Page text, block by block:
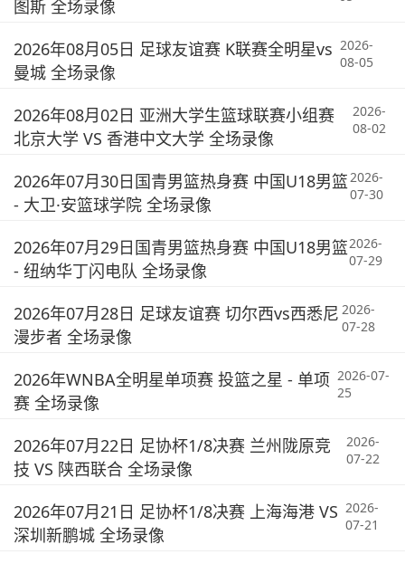
图斯 全场录像
2026年08月05日 足球友谊赛 K联赛全明星vs
曼城 全场录像
2026-
08-05
2026年08月02日 亚洲大学生篮球联赛小组赛
北京大学 VS 香港中文大学 全场录像
2026-
08-02
2026年07月30日国青男篮热身赛 中国U18男篮
- 大卫·安篮球学院 全场录像
2026-
07-30
2026年07月29日国青男篮热身赛 中国U18男篮
- 纽纳华丁闪电队 全场录像
2026-
07-29
2026年07月28日 足球友谊赛 切尔西vs西悉尼
漫步者 全场录像
2026-
07-28
2026年WNBA全明星单项赛 投篮之星 - 单项
赛 全场录像
2026-07-
25
2026年07月22日 足协杯1/8决赛 兰州陇原竞
技 VS 陕西联合 全场录像
2026-
07-22
2026年07月21日 足协杯1/8决赛 上海海港 VS
深圳新鹏城 全场录像
2026-
07-21